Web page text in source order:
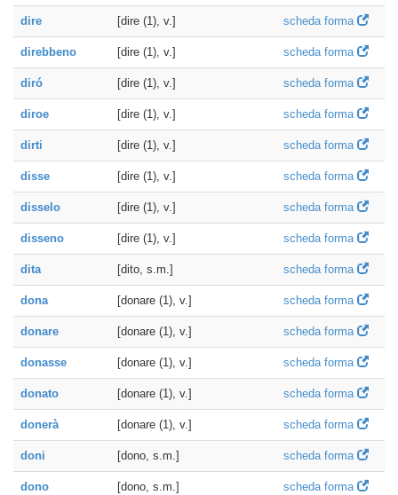
dire [dire (1), v.] scheda forma
direbbeno [dire (1), v.] scheda forma
diró [dire (1), v.] scheda forma
diroe [dire (1), v.] scheda forma
dirti [dire (1), v.] scheda forma
disse [dire (1), v.] scheda forma
disselo [dire (1), v.] scheda forma
disseno [dire (1), v.] scheda forma
dita [dito, s.m.] scheda forma
dona [donare (1), v.] scheda forma
donare [donare (1), v.] scheda forma
donasse [donare (1), v.] scheda forma
donato [donare (1), v.] scheda forma
donerà [donare (1), v.] scheda forma
doni [dono, s.m.] scheda forma
dono [dono, s.m.] scheda forma